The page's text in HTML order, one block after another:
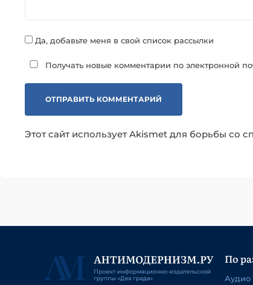
Да, добавьте меня в свой список рассылки
Получать новые комментарии по электронной
Этот сайт использует Akismet для борьбы со
По
Аудио